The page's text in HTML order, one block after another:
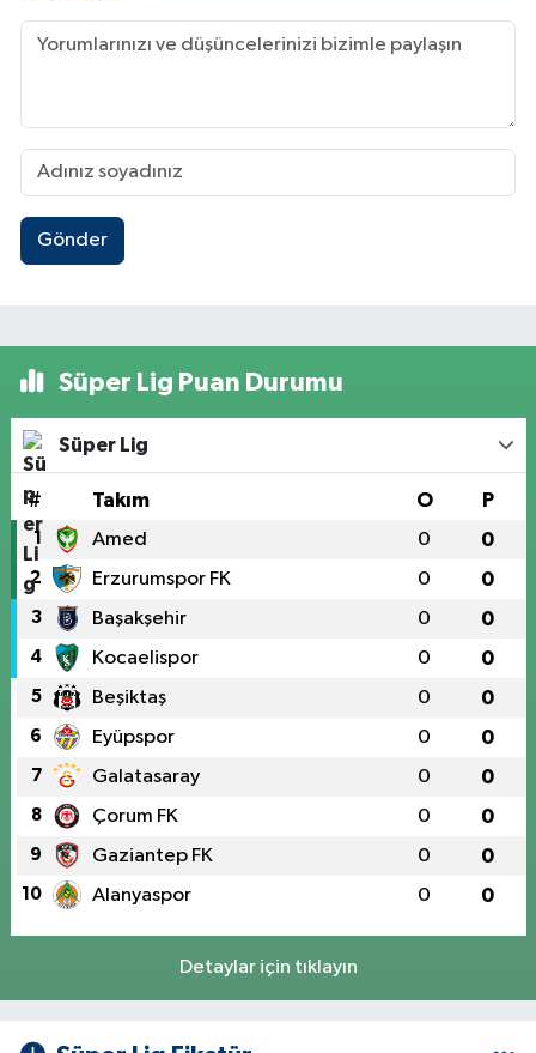
Gönder
Süper Lig Puan Durumu
Süper Lig
# Takım O P
1 Amed 0 0
2 Erzurumspor FK 0 0
3 Başakşehir 0 0
4 Kocaelispor 0 0
5 Beşiktaş 0 0
6 Eyüpspor 0 0
7 Galatasaray 0 0
8 Çorum FK 0 0
9 Gaziantep FK 0 0
10 Alanyaspor 0 0
Detaylar için tıklayın